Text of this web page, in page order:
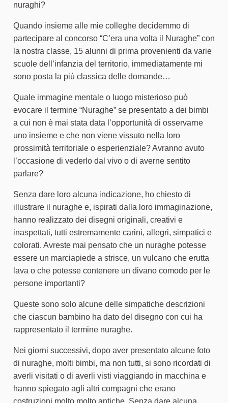
nuraghi?
Quando insieme alle mie colleghe decidemmo di
partecipare al concorso “C’era una volta il Nuraghe” con
la nostra classe, 15 alunni di prima provenienti da varie
scuole dell’infanzia del territorio, immediatamente mi
sono posta la più classica delle domande…
Quale immagine mentale o luogo misterioso può
evocare il termine “Nuraghe” se presentato a dei bimbi
a cui non è mai stata data l’opportunità di osservarne
uno insieme e che non viene vissuto nella loro
prossimità territoriale o esperienziale? Avranno avuto
l’occasione di vederlo dal vivo o di averne sentito
parlare?
Senza dare loro alcuna indicazione, ho chiesto di
illustrare il nuraghe e, ispirati dalla loro immaginazione,
hanno realizzato dei disegni originali, creativi e
inaspettati, tutti estremamente carini, allegri, simpatici e
colorati. Avreste mai pensato che un nuraghe potesse
essere un marciapiede a strisce, un vulcano che erutta
lava o che potesse contenere un divano comodo per le
persone importanti?
Queste sono solo alcune delle simpatiche descrizioni
che ciascun bambino ha dato del disegno con cui ha
rappresentato il termine nuraghe.
Nei giorni successivi, dopo aver presentato alcune foto
di nuraghe, molti bimbi, ma non tutti, si sono ricordati di
averli visitati o di averli visti viaggiando in macchina e
hanno spiegato agli altri compagni che erano